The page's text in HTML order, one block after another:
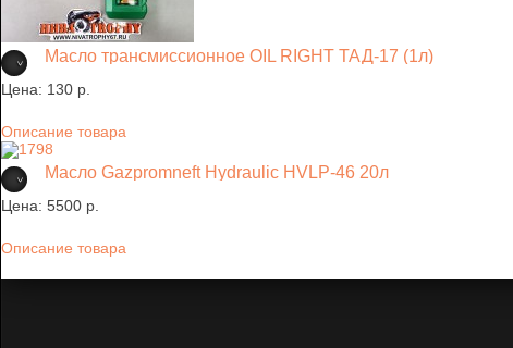
Масло трансмиссионное OIL RIGHT ТАД-17 (1л)
Цена: 130 p.
Описание товара
Масло Gazpromneft Hydraulic HVLP-46 20л
Цена: 5500 p.
Описание товара